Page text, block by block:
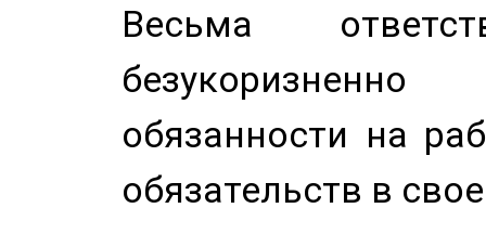
Весьма
обязанности на
обязательств в